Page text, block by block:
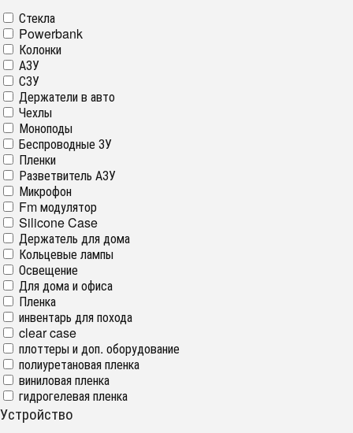
Стекла
Powerbank
Колонки
АЗУ
СЗУ
Держатели в авто
Чехлы
Моноподы
Беспроводные ЗУ
Пленки
Разветвитель АЗУ
Микрофон
Fm модулятор
Silicone Case
Держатель для дома
Кольцевые лампы
Освещение
Для дома и офиса
Пленка
инвентарь для похода
clear case
плоттеры и доп. оборудование
полиуретановая пленка
виниловая пленка
гидрогелевая пленка
Устройство